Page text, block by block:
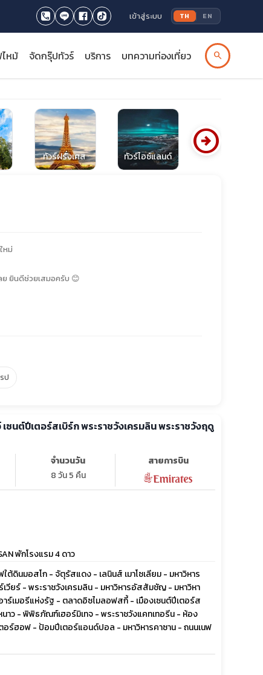
เข้าสู่ระบบ TH EN
หม้ จัดกรุ๊ปทัวร์ บริการ บทความท่องเที่ยว search
ทัวร์ฝรั่งเศส ทัวร์ไอซ์แลนด์ arrow_circle_right
หม่
ย ยินดีช่วยเสมอครับ 😊
ป
ซนต์ปีเตอร์สเบิร์ก พระราชวังเครมลิน พระราชวังฤดู
จำนวนวัน
8 วัน 5 คืน
สายการบิน
พักโรงแรม 4 ดาว
ดินมอสโก - จัตุรัสแดง - เลนินส์ เมาโซเลียม - มหาวิหาร
วียร์ - พระราชวังเครมลิน - มหาวิหารอัสสัมชัญ - มหาวิหา
ร์เมอรีแห่งรัฐ - ตลาดอิซไมลอฟสกี้ - เมืองเซนต์ปีเตอร์ส
าว - พิพิธภัณฑ์เฮอร์มิเทจ - พระราชวังแคทเทอรีน - ห้อง
อร์ฮอฟ - ป้อมปีเตอร์แอนด์ปอล - มหาวิหารคาซาน - ถนนเนฟ